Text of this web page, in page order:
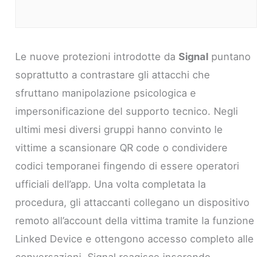
Le nuove protezioni introdotte daSignal puntano
soprattutto a contrastare gli attacchi che
sfruttano manipolazione psicologica e
impersonificazione del supporto tecnico. Negli
ultimi mesi diversi gruppi hanno convinto le
vittime a scansionare QR code o condividere
codici temporanei fingendo di essere operatori
ufficiali dell’app. Una volta completata la
procedura, gli attaccanti collegano un dispositivo
remoto all’account della vittima tramite la funzione
Linked Device e ottengono accesso completo alle